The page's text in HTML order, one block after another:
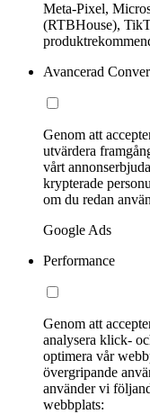
Meta-Pixel,
(RTBHouse),
Avancerad
Genom att
utvärdera
vårt
krypterade
om du redan
Google Ads
Performance
Genom att
analysera klick-
optimera vår
övergripande
använder vi
webbplats: